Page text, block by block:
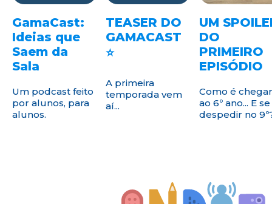
GamaCast:
Ideias que
Saem da
Sala
Um podcast feito
por alunos, para
alunos.
TEASER DO
GAMACAST
⭐
A primeira
temporada vem
aí...
UM
DO
PRIMEIRO
EPISÓDIO
Como é chegar
ao 6º ano... E se
despedir no